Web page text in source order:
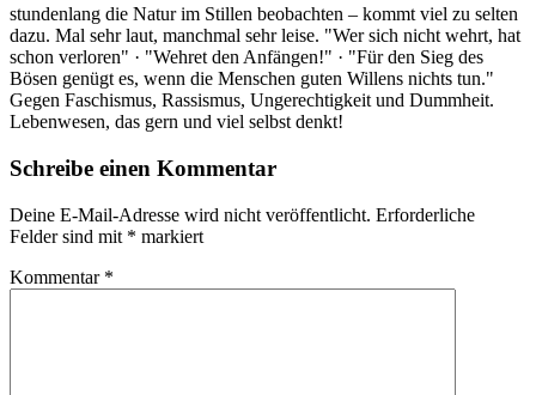
stundenlang die Natur im Stillen beobachten – kommt viel zu selten
dazu. Mal sehr laut, manchmal sehr leise. "Wer sich nicht wehrt, hat
schon verloren" · "Wehret den Anfängen!" · "Für den Sieg des
Bösen genügt es, wenn die Menschen guten Willens nichts tun."
Gegen Faschismus, Rassismus, Ungerechtigkeit und Dummheit.
Lebenwesen, das gern und viel selbst denkt!
Schreibe einen Kommentar
Deine E-Mail-Adresse wird nicht veröffentlicht. Erforderliche
Felder sind mit * markiert
Kommentar *